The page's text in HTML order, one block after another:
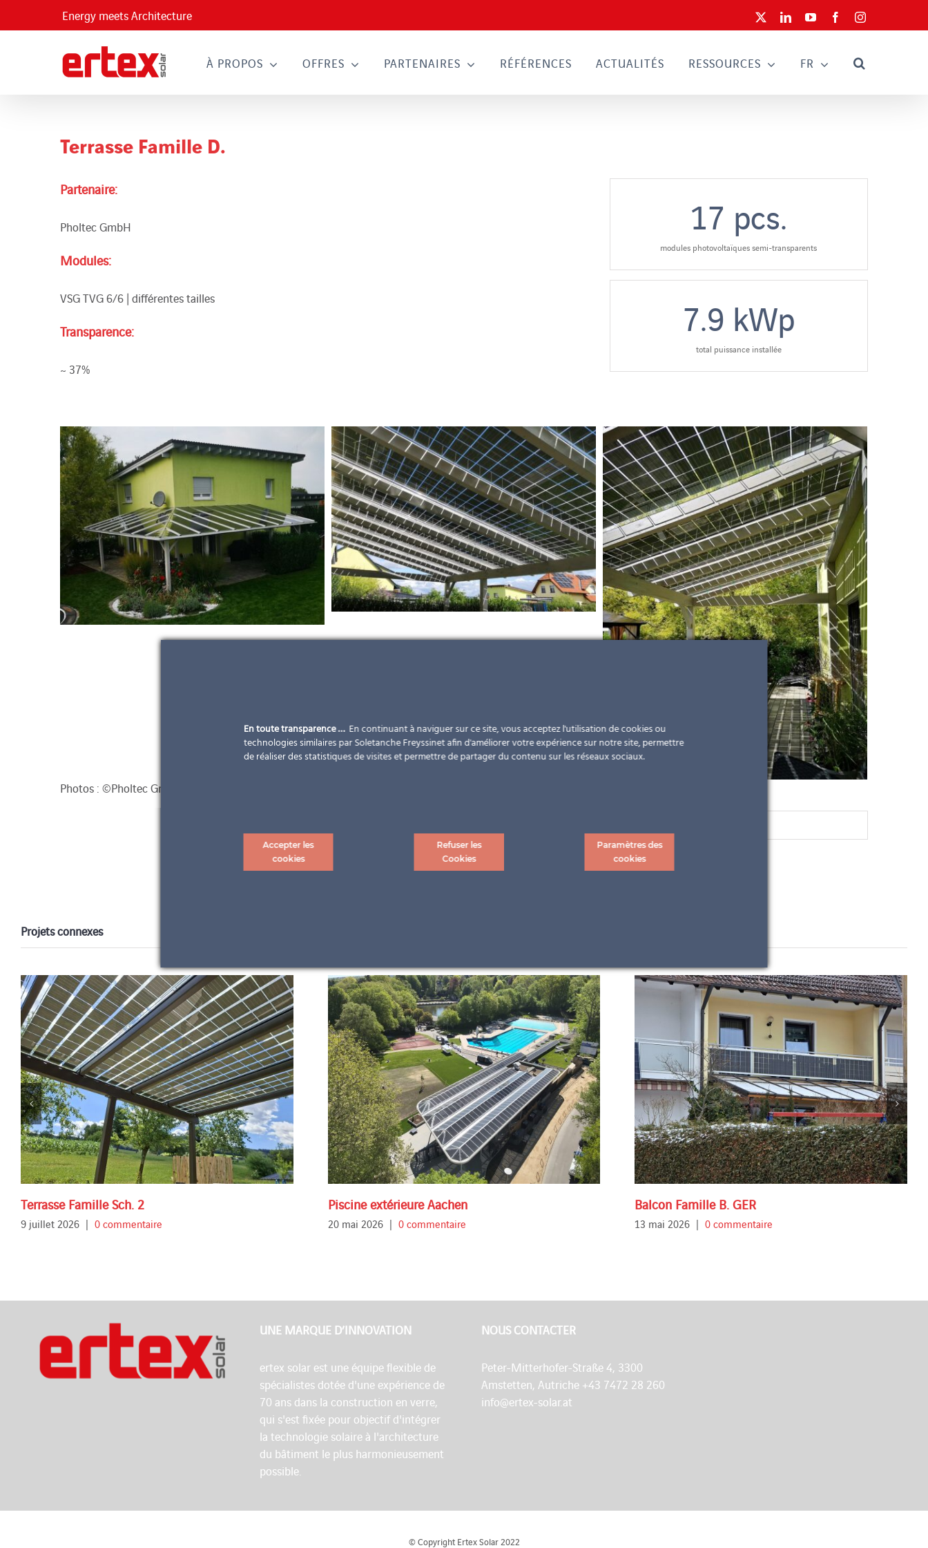
Energy meets Architecture LinkedInYouTubeFacebookInstagram
À PROPOS OFFRES PARTENAIRES RÉFÉRENCES ACTUALITÉS RESSOURCES FR
Terrasse Famille D.
Partenaire:
Pholtec GmbH
Modules:
VSG TVG 6/6 | différentes tailles
Transparence:
~ 37%
17 pcs.
modules photovoltaïques semi-transparents
7.9 kWp
total puissance installée
Photos : ©Pholtec GmbH
Projets connexes
Terrasse Famille Sch. 2
9 juillet 2026 | 0 commentaire
Piscine extérieure Aachen
20 mai 2026 | 0 commentaire
Balcon Famille B. GER
13 mai 2026 | 0 commentaire
UNE MARQUE D’INNOVATION
ertex solar est une équipe flexible de
spécialistes dotée d'une expérience de
70 ans dans la construction en verre,
qui s'est fixée pour objectif d'intégrer
la technologie solaire à l'architecture
du bâtiment le plus harmonieusement
possible.
NOUS CONTACTER
Peter-Mitterhofer-Straße 4, 3300
Amstetten, Autriche +43 7472 28 260
info@ertex-solar.at
© Copyright Ertex Solar 2022
En toute transparence … En continuant à naviguer sur ce site, vous acceptez l'utilisation de cookies ou
technologies similaires par Soletanche Freyssinet afin d'améliorer votre expérience sur notre site, permettre
de réaliser des statistiques de visites et permettre de partager du contenu sur les réseaux sociaux.
Accepter les
cookies
Refuser les
Cookies
Paramètres des
cookies